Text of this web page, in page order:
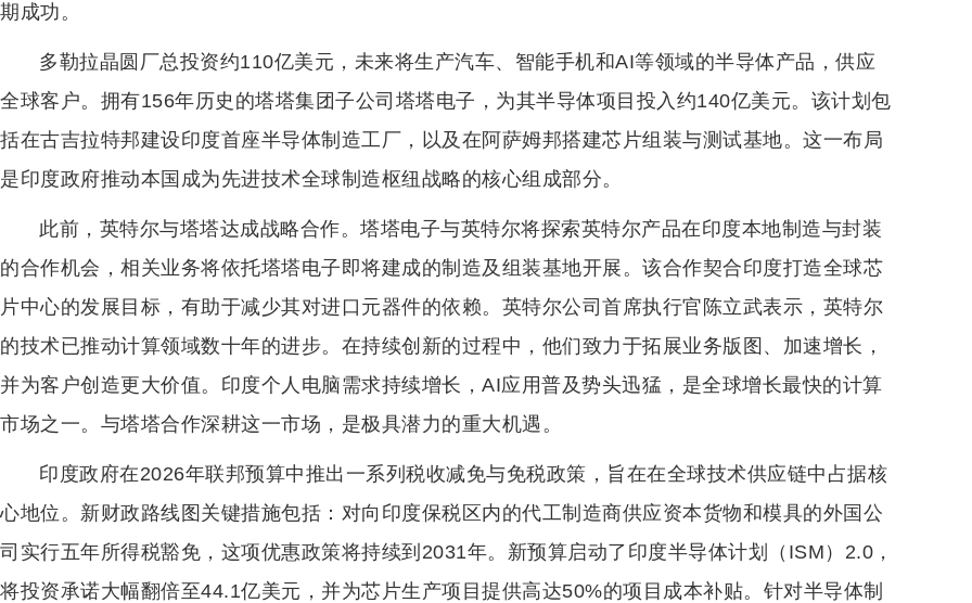
期成功。
多勒拉晶圆厂总投资约110亿美元，未来将生产汽车、智能手机和AI等领域的半导体产品，供应
全球客户。拥有156年历史的塔塔集团子公司塔塔电子，为其半导体项目投入约140亿美元。该计划包
括在古吉拉特邦建设印度首座半导体制造工厂，以及在阿萨姆邦搭建芯片组装与测试基地。这一布局
是印度政府推动本国成为先进技术全球制造枢纽战略的核心组成部分。
此前，英特尔与塔塔达成战略合作。塔塔电子与英特尔将探索英特尔产品在印度本地制造与封装
的合作机会，相关业务将依托塔塔电子即将建成的制造及组装基地开展。该合作契合印度打造全球芯
片中心的发展目标，有助于减少其对进口元器件的依赖。英特尔公司首席执行官陈立武表示，英特尔
的技术已推动计算领域数十年的进步。在持续创新的过程中，他们致力于拓展业务版图、加速增长，
并为客户创造更大价值。印度个人电脑需求持续增长，AI应用普及势头迅猛，是全球增长最快的计算
市场之一。与塔塔合作深耕这一市场，是极具潜力的重大机遇。
印度政府在2026年联邦预算中推出一系列税收减免与免税政策，旨在在全球技术供应链中占据核
心地位。新财政路线图关键措施包括：对向印度保税区内的代工制造商供应资本货物和模具的外国公
司实行五年所得税豁免，这项优惠政策将持续到2031年。新预算启动了印度半导体计划（ISM）2.0，
将投资承诺大幅翻倍至44.1亿美元，并为芯片生产项目提供高达50%的项目成本补贴。针对半导体制